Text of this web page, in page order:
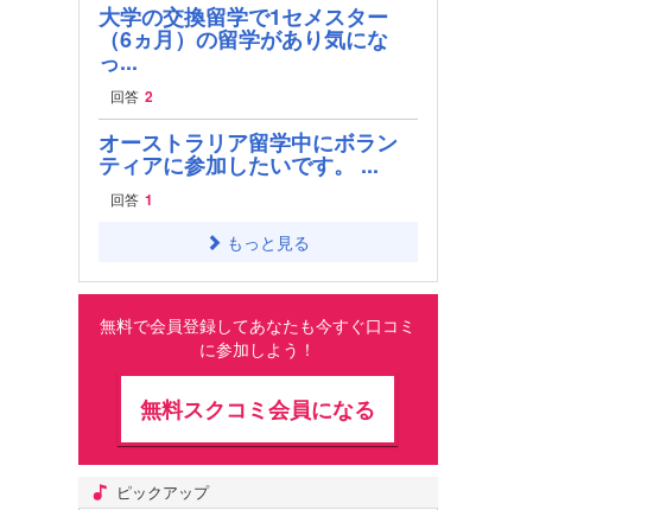
大学の交換留学で1セメスター
（6ヵ月）の留学があり気にな
っ...
回答 2
オーストラリア留学中にボラン
ティアに参加したいです。 ...
回答 1
もっと見る
無料で会員登録してあなたも今すぐ口コミ
に参加しよう！
無料スクコミ会員になる
ピックアップ